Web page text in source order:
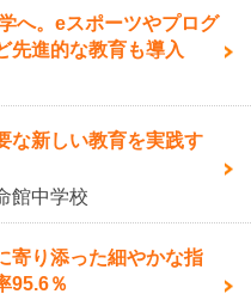
へ。eスポーツやプログ
先進的な教育も導入
な新しい教育を実践す
館中学校
寄り添った細やかな指
95.6％